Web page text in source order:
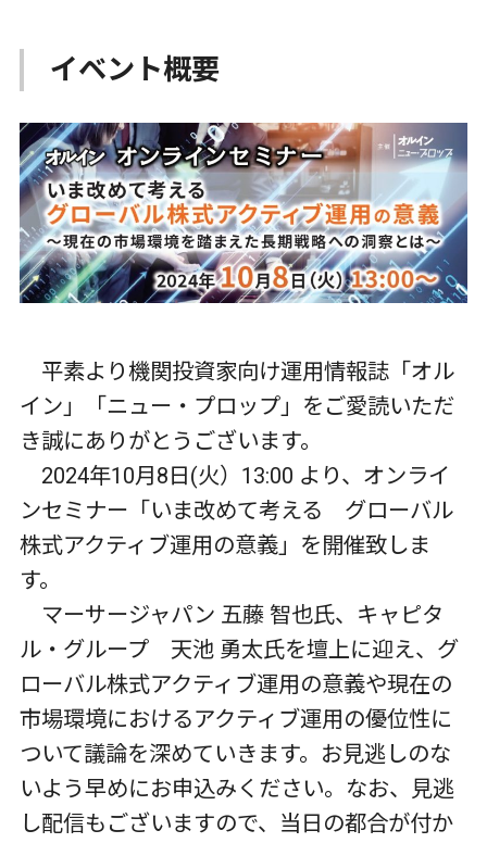
イベント概要
平素より機関投資家向け運用情報誌「オル
イン」「ニュー・プロップ」をご愛読いただ
き誠にありがとうございます。
2024年10月8日(火）13:00 より、オンライ
ンセミナー「いま改めて考える グローバル
株式アクティブ運用の意義」を開催致しま
す。
マーサージャパン 五藤 智也氏、キャピタ
ル・グループ 天池 勇太氏を壇上に迎え、グ
ローバル株式アクティブ運用の意義や現在の
市場環境におけるアクティブ運用の優位性に
ついて議論を深めていきます。お見逃しのな
いよう早めにお申込みください。なお、見逃
し配信もございますので、当日の都合が付か